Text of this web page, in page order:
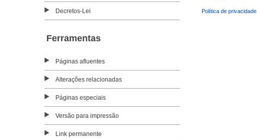
Decretos-Lei
Ferramentas
Páginas afluentes
Alterações relacionadas
Páginas especiais
Versão para impressão
Link permanente
Política de privacidade